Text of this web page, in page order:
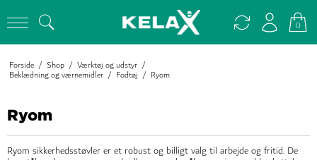
0
Forside / Shop / Værktøj og udstyr /
Beklædning og værnemidler / Fodtøj / Ryom
Ryom
Ryom sikkerhedsstøvler er et robust og billigt valg til arbejde og fritid. De